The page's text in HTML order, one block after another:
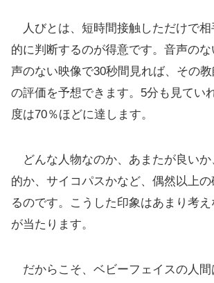
人びとは、短時間接触しただけで相
的に判断するのが得意です。音声の
声のない映像で30秒間見れば、その
の評価を予想できます。5分も見てい
度は70％ほどに達します。
どんな人物なのか、あまたが良いか
的か、サイコパスかなど、偶然以上の
るのです。こうした印象はあまり考え
が当たります。
だからこそ、ベビーフェイスの人間